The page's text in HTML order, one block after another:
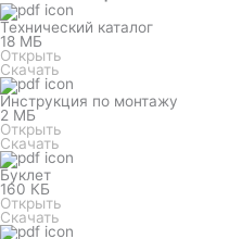
Технический каталог
18 МБ
Открыть
Скачать
Инструкция по монтажу
2 МБ
Открыть
Скачать
Буклет
160 КБ
Открыть
Скачать